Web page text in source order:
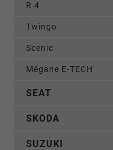
R 4
Twingo
Scenic
Mégane E-TECH
SEAT
SKODA
SUZUKI